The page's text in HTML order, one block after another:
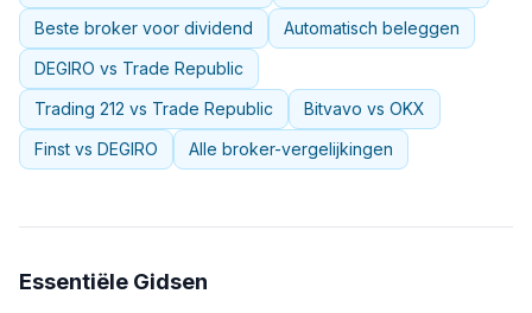
Beste broker voor dividend
Automatisch beleggen
DEGIRO vs Trade Republic
Trading 212 vs Trade Republic
Bitvavo vs OKX
Finst vs DEGIRO
Alle broker-vergelijkingen
Essentiële Gidsen